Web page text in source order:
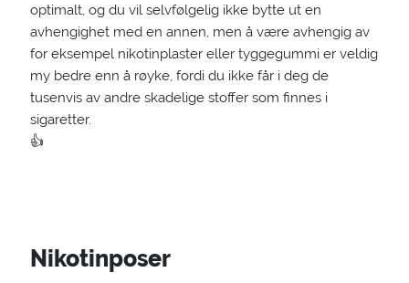
optimalt, og du vil selvfølgelig ikke bytte ut en
avhengighet med en annen, men å være avhengig av
for eksempel nikotinplaster eller tyggegummi er veldig
my bedre enn å røyke, fordi du ikke får i deg de
tusenvis av andre skadelige stoffer som finnes i
sigaretter.
👍
Nikotinposer